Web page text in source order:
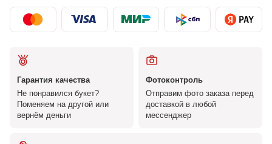
Гарантия качества
Не понравился букет?
Поменяем на другой или
вернём деньги
Фотоконтроль
Отправим фото заказа перед
доставкой в любой
мессенджер